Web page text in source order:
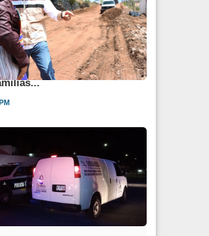
pavimentación que